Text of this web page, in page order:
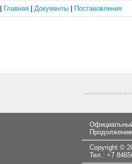
Главная Документы Постановления
Copyright ©
Тел.: +7